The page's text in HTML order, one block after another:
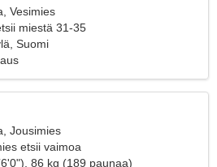
Vesimies
miestä 31-35
Suomi
Jousimies
etsii vaimoa
86 kg (189 paunaa)